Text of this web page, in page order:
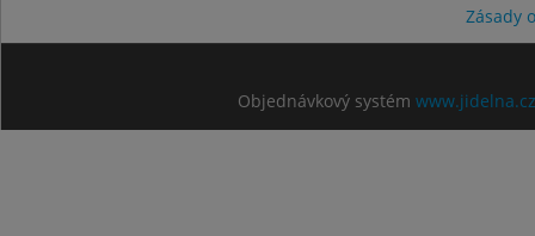
Zásady
Objednávkový systém www.jidelna.cz